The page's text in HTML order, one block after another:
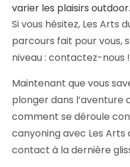
varier les plaisirs outdoor.
Si vous hésitez, Les Arts
parcours fait pour vous,
niveau : contactez-nous !
Maintenant que vous
plonger dans l’aventure
comment se déroule
canyoning avec Les Arts
contact à la dernière